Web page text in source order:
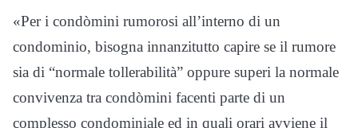
«Per i condòmini rumorosi all’interno di un
condominio, bisogna innanzitutto capire se il rumore
sia di “normale tollerabilità” oppure superi la normale
convivenza tra condòmini facenti parte di un
complesso condominiale ed in quali orari avviene il